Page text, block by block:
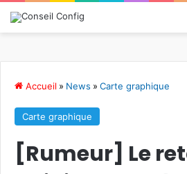
Accueil » News » Carte graphique
Carte graphique
[Rumeur] Le